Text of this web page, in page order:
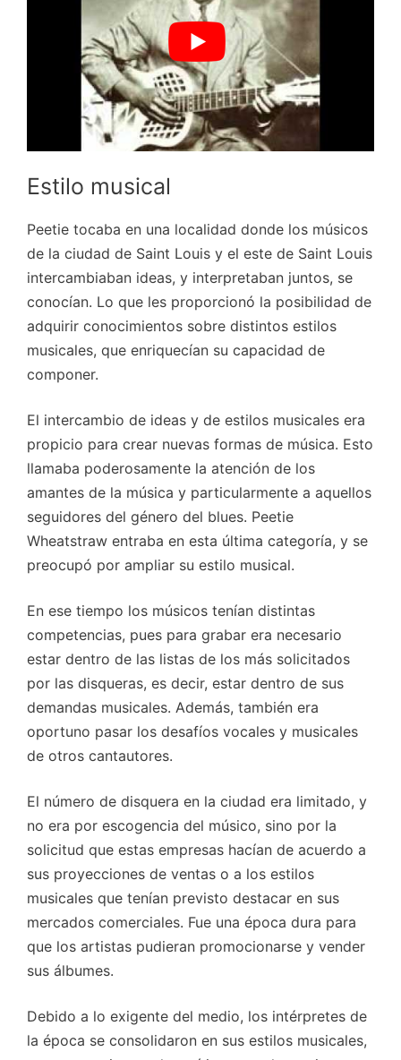
Estilo musical
Peetie tocaba en una localidad donde los músicos
de la ciudad de Saint Louis y el este de Saint Louis
intercambiaban ideas, y interpretaban juntos, se
conocían. Lo que les proporcionó la posibilidad de
adquirir conocimientos sobre distintos estilos
musicales, que enriquecían su capacidad de
componer.
El intercambio de ideas y de estilos musicales era
propicio para crear nuevas formas de música. Esto
llamaba poderosamente la atención de los
amantes de la música y particularmente a aquellos
seguidores del género del blues. Peetie
Wheatstraw entraba en esta última categoría, y se
preocupó por ampliar su estilo musical.
En ese tiempo los músicos tenían distintas
competencias, pues para grabar era necesario
estar dentro de las listas de los más solicitados
por las disqueras, es decir, estar dentro de sus
demandas musicales. Además, también era
oportuno pasar los desafíos vocales y musicales
de otros cantautores.
El número de disquera en la ciudad era limitado, y
no era por escogencia del músico, sino por la
solicitud que estas empresas hacían de acuerdo a
sus proyecciones de ventas o a los estilos
musicales que tenían previsto destacar en sus
mercados comerciales. Fue una época dura para
que los artistas pudieran promocionarse y vender
sus álbumes.
Debido a lo exigente del medio, los intérpretes de
la época se consolidaron en sus estilos musicales,